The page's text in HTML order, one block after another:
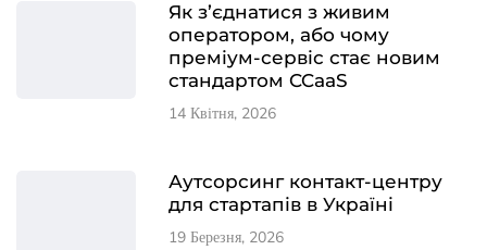
Як з’єднатися з живим
оператором, або чому
преміум-сервіс стає новим
стандартом CCaaS
14 Квітня, 2026
Аутсорсинг контакт-центру
для стартапів в Україні
19 Березня, 2026